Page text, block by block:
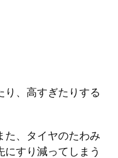
り、高すぎたりする
た、タイヤのたわみ
すり減ってしまう